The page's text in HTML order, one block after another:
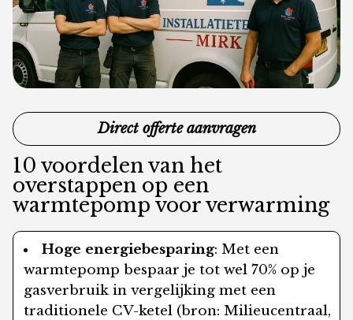
Direct offerte aanvragen
10 voordelen van het
overstappen op een
warmtepomp voor verwarming
Hoge energiebesparing: Met een
warmtepomp bespaar je tot wel 70% op je
gasverbruik in vergelijking met een
traditionele CV-ketel (bron: Milieucentraal,